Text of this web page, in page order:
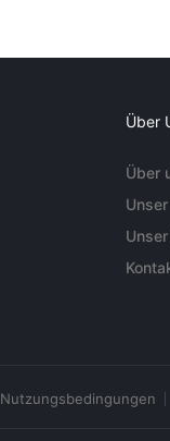
Über
Über
Nutzungsbedingungen